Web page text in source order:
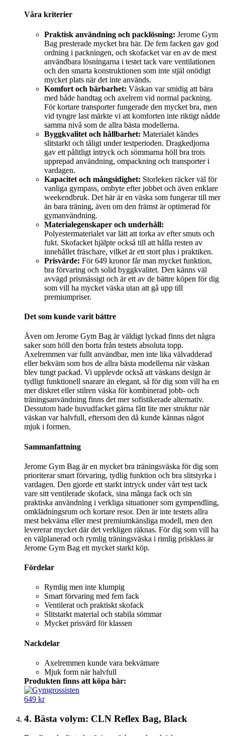
Våra kriterier
Praktisk användning och packlösning: Jerome Gym
Bag presterade mycket bra här. De fem facken gav god
ordning i packningen, och skofacket var en av de mest
användbara lösningarna i testet tack vare ventilationen
och den smarta konstruktionen som inte stjäl onödigt
mycket plats när det inte används.
Komfort och bärbarhet: Väskan var smidig att bära
med både handtag och axelrem vid normal packning.
För kortare transporter fungerade den mycket bra, men
vid tyngre last märkte vi att komforten inte riktigt nådde
samma nivå som de allra bästa modellerna.
Byggkvalitet och hållbarhet: Materialet kändes
slitstarkt och tåligt under testperioden. Dragkedjorna
gav ett pålitligt intryck och sömmarna höll bra trots
upprepad användning, ompackning och transporter i
vardagen.
Kapacitet och mångsidighet: Storleken räcker väl för
vanliga gympass, ombyte efter jobbet och även enklare
weekendbruk. Det här är en väska som fungerar till mer
än bara träning, även om den främst är optimerad för
gymanvändning.
Materialegenskaper och underhåll:
Polyestermaterialet var lätt att torka av efter smuts och
fukt. Skofacket hjälpte också till att hålla resten av
innehållet fräschare, vilket är ett stort plus i praktiken.
Prisvärde: För 649 kronor får man mycket funktion,
bra förvaring och solid byggkvalitet. Den känns väl
avvägd prismässigt och är ett av de bättre köpen för dig
som vill ha mycket väska utan att gå upp till
premiumpriser.
Det som kunde varit bättre
Även om Jerome Gym Bag är väldigt lyckad finns det några
saker som höll den borta från testets absoluta topp.
Axelremmen var fullt användbar, men inte lika välvadderad
eller bekväm som hos de allra bästa modellerna när väskan
blev tungt packad. Vi upplevde också att väskans design är
tydligt funktionell snarare än elegant, så för dig som vill ha en
mer diskret eller stilren väska för kombinerad jobb- och
träningsanvändning finns det mer sofistikerade alternativ.
Dessutom hade huvudfacket gärna fått lite mer struktur när
väskan var halvfull, eftersom den då kunde kännas något
mjuk i formen.
Sammanfattning
Jerome Gym Bag är en mycket bra träningsväska för dig som
prioriterar smart förvaring, tydlig funktion och bra slitstyrka i
vardagen. Den gjorde ett starkt intryck under vårt test tack
vare sitt ventilerade skofack, sina många fack och sin
praktiska användning i verkliga situationer som gympendling,
omklädningsrum och kortare resor. Den är inte testets allra
mest bekväma eller mest premiumkänsliga modell, men den
levererar mycket där det verkligen räknas. För dig som vill ha
en välplanerad och rymlig träningsväska i rimlig prisklass är
Jerome Gym Bag ett mycket starkt köp.
Fördelar
Rymlig men inte klumpig
Smart förvaring med fem fack
Ventilerat och praktiskt skofack
Slitstarkt material och stabila sömmar
Mycket prisvärd för klassen
Nackdelar
Axelremmen kunde vara bekvämare
Mjuk form när halvfull
Produkten finns att köpa här:
649 kr
4. Bästa volym: CLN Reflex Bag, Black